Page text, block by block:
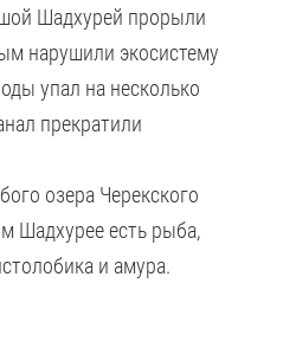
Шадхурей прорыли
нарушили экосистему
упал на несколько
прекратили
озера Черекского
Шадхурее есть рыба,
и амура.